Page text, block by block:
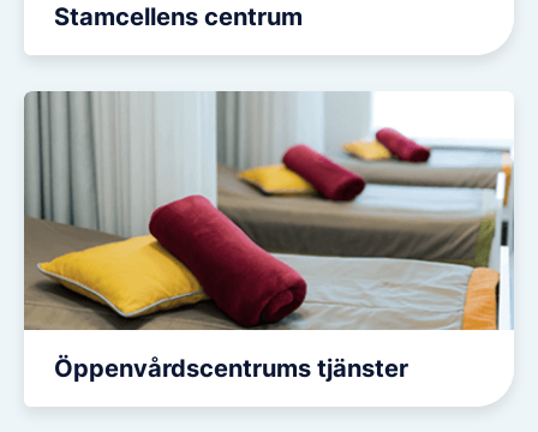
Stamcellens centrum
Öppenvårdscentrums tjänster